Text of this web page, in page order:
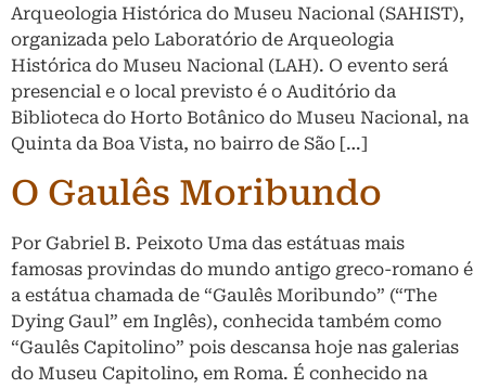
Arqueologia Histórica do Museu Nacional (SAHIST),
organizada pelo Laboratório de Arqueologia
Histórica do Museu Nacional (LAH). O evento será
presencial e o local previsto é o Auditório da
Biblioteca do Horto Botânico do Museu Nacional, na
Quinta da Boa Vista, no bairro de São […]
O Gaulês Moribundo
Por Gabriel B. Peixoto Uma das estátuas mais
famosas provindas do mundo antigo greco-romano é
a estátua chamada de “Gaulês Moribundo” (“The
Dying Gaul” em Inglês), conhecida também como
“Gaulês Capitolino” pois descansa hoje nas galerias
do Museu Capitolino, em Roma. É conhecido na